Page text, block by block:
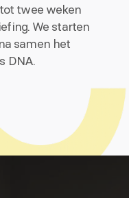
twee weken
We starten
samen het
DNA.